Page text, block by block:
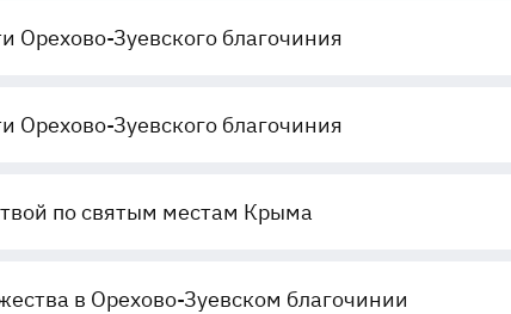
Орехово-Зуевского благочиния
Орехово-Зуевского благочиния
по святым местам Крыма
в Орехово-Зуевском благочинии